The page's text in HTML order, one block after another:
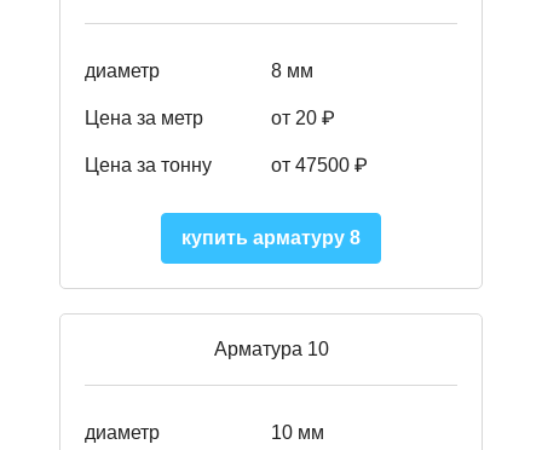
диаметр 8 мм
Цена за метр от 20 ₽
Цена за тонну от 47500 ₽
купить арматуру 8
Арматура 10
диаметр 10 мм